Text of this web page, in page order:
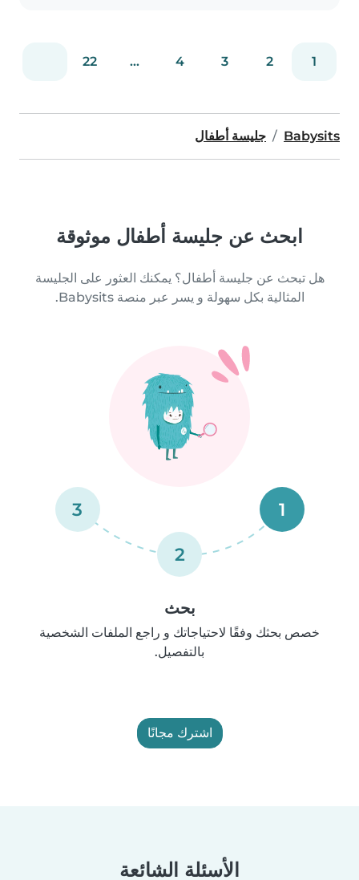
1
2
3
4
...
22
Babysits جليسة أطفال
ابحث عن جليسة أطفال موثوقة
هل تبحث عن جليسة أطفال؟ يمكنك العثور على الجليسة
المثالية بكل سهولة و يسر عبر منصة Babysits.
1
2
3
بحث
خصص بحثك وفقًا لاحتياجاتك و راجع الملفات الشخصية
بالتفصيل.
اشترك مجانًا
الأسئلة الشائعة